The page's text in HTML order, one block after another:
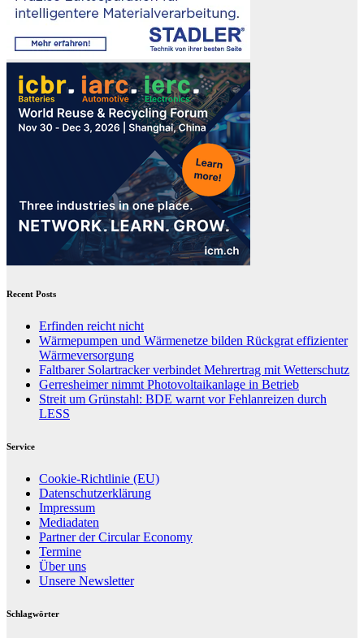
Recent Posts
Erfinden reicht nicht
Wärmepumpen und Wärmenetze bilden Rückgrat effizienter
Wärmeversorgung
Faltbarer Solartracker verbindet Mehrertrag mit Wetterschutz
Gerresheimer nimmt Photovoltaikanlage in Betrieb
Streit um Grünstahl: BDE warnt vor Fehlanreizen durch
LESS
Service
Cookie-Richtlinie (EU)
Datenschutzerklärung
Impressum
Mediadaten
Partner der Circular Economy
Termine
Über uns
Unsere Newsletter
Schlagwörter